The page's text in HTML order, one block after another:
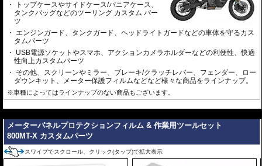
トップケースやサイドケース/パニアケース、
タンクバッグなどのツーリング カスタム パー
ツ
エンジンガード、タンクガード、ヘッドライトガードなどの車体を守るカス
タムパーツ
USB電源ソケットやスマホ、アクションカメラホルダーなどの利便性、快適
性向上カスタムパーツ
その他、スクリーンやミラー、ブレーキ/クラッチレバー、フェンダー、ロー
ダウンキット、メーター保護フィルムなどなど様々な商品をラインナップ。
※車種によってはラインナップのない商品もございます。
メーターパネルプロテクションフィルム & 作業用ツールセット
800MT-X カスタムパーツ
スワイプでスクロール、クリック(タップ)で拡大表示